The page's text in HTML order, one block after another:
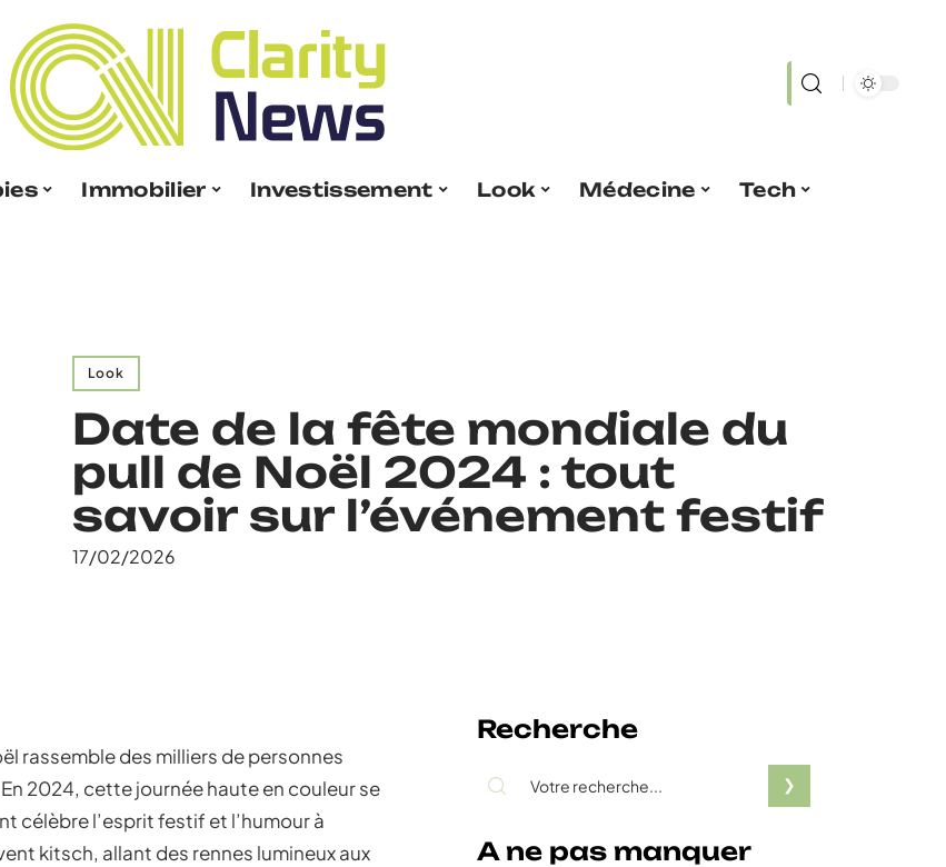
Immobilier Investissement Look Médecine
Tech
Look
Date de la fête mondiale du
pull de Noël 2024 : tout
savoir sur l’événement festif
17/02/2026
rassemble des milliers de personnes
2024, cette journée haute en couleur se
célèbre l’esprit festif et l’humour à
kitsch, allant des rennes lumineux aux
Recherche
A ne pas manquer